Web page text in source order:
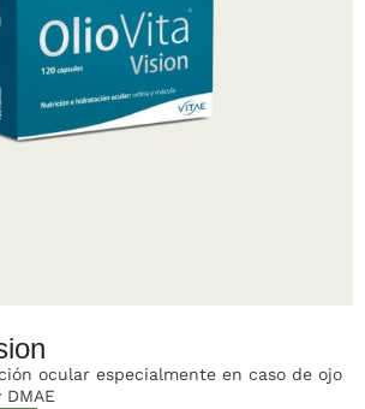
ocular especialmente en caso de ojo